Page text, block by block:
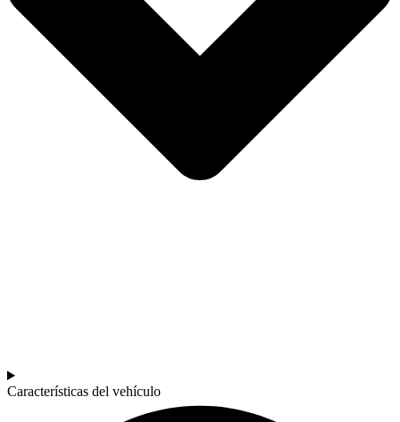
Características del vehículo